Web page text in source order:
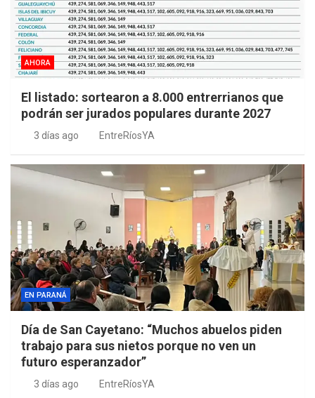
AHORA
El listado: sortearon a 8.000 entrerrianos que
podrán ser jurados populares durante 2027
3 días ago EntreRíosYA
EN PARANÁ
Día de San Cayetano: “Muchos abuelos piden
trabajo para sus nietos porque no ven un
futuro esperanzador”
3 días ago EntreRíosYA